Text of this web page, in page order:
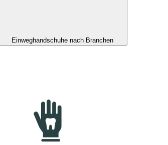
Einweghandschuhe nach Branchen